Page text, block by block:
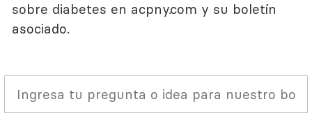
sobre diabetes en acpny.com y su boletín
asociado.